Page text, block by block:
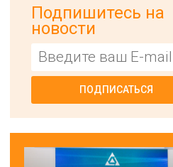
Подпишитесь на
новости
ПОДПИСАТЬСЯ